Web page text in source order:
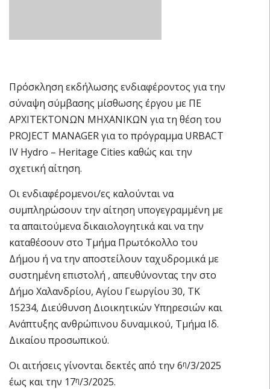
Πρόσκληση εκδήλωσης ενδιαφέροντος για την
σύναψη σύμβασης μίσθωσης έργου με ΠΕ
ΑΡΧΙΤΕΚΤΟΝΩΝ ΜΗΧΑΝΙΚΩΝ για τη θέση του
PROJECT MANAGER για το πρόγραμμα URBACT
IV Hydro – Heritage Cities καθώς και την
σχετική αίτηση.
Οι ενδιαφέρομενοι/ες καλούνται να
συμπληρώσουν την αίτηση υπογεγραμμένη με
τα απαιτούμενα δικαιολογητικά και να την
καταθέσουν στο Τμήμα Πρωτόκολλο του
Δήμου ή να την αποστείλουν ταχυδρομικά με
συστημένη επιστολή , απευθύνοντας την στο
Δήμο Χαλανδρίου, Αγίου Γεωργίου 30, ΤΚ
15234, Διεύθυνση Διοικητικών Υπηρεσιών και
Ανάπτυξης ανθρώπινου δυναμικού, Τμήμα Ιδ.
Δικαίου προσωπικού.
Οι αιτήσεις γίνονται δεκτές από την 6η/3/2025
έως και την 17η/3/2025.